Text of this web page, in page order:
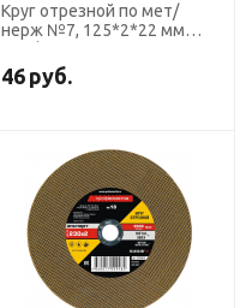
Круг отрезной по мет/
нерж №7, 125*2*22 мм
тип 41
46 руб.